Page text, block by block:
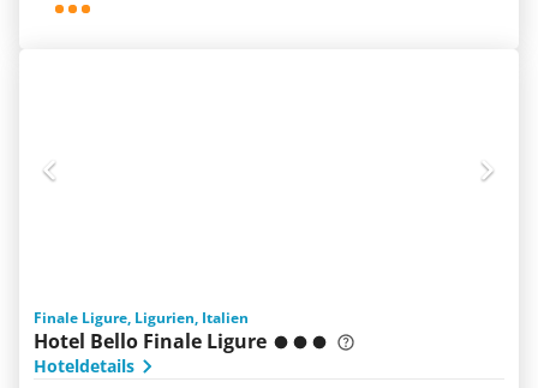
Finale Ligure, Ligurien, Italien
Hotel Bello Finale Ligure
Hoteldetails